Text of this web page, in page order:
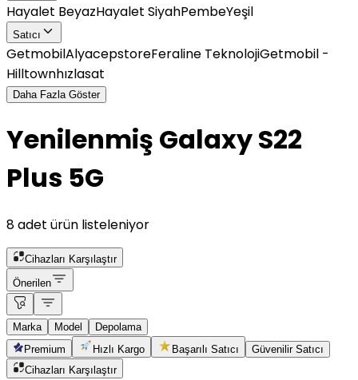
Hayalet BeyazHayalet SiyahPembeYeşil
Satıcı
GetmobilAlyacepstoreFeraline TeknolojiGetmobil -
Hilltownhızlasat
Daha Fazla Göster
Yenilenmiş Galaxy S22
Plus 5G
8 adet ürün listeleniyor
Cihazları Karşılaştır
Önerilen
Marka Model
Depolama
Premium
Hızlı Kargo Başarılı Satıcı
Güvenilir Satıcı
Cihazları Karşılaştır